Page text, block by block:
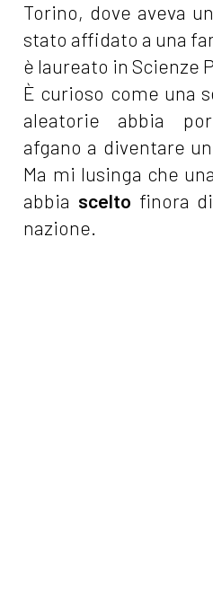
Torino, dove aveva
stato affidato a una
è laureato in Scienze
È curioso come una
aleatorie abbia
afgano a diventare
Ma mi lusinga che
abbia scelto finora
nazione.